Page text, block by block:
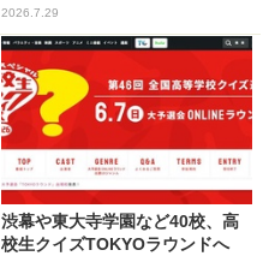
2026.7.29
渋幕や東大寺学園など40校、高
校生クイズTOKYOラウンドへ